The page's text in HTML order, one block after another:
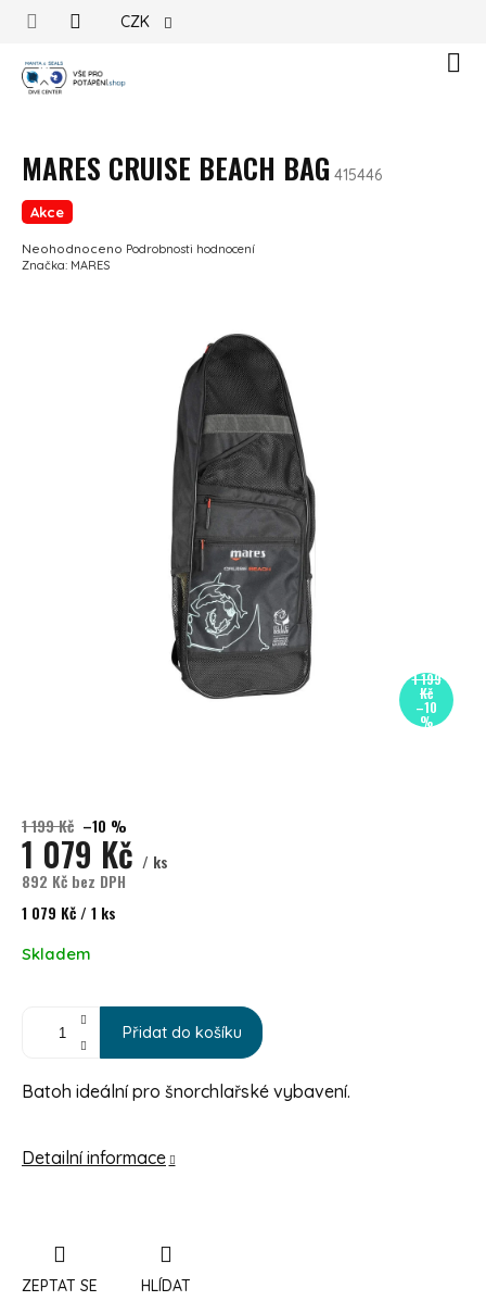
CZK
MARES CRUISE BEACH BAG 415446
Akce
Průměrné hodnocení produktu je 0,0 z 5 hvězdiček.
Neohodnoceno Podrobnosti hodnocení
Značka: MARES
1 199
Kč
–10
%
1 199 Kč –10 %
1 079 Kč / ks
892 Kč bez DPH
Měrná cena:
1 079 Kč / 1 ks
Skladem
Přidat do košíku
Batoh ideální pro šnorchlařské vybavení.
Detailní informace
ZEPTAT SE HLÍDAT